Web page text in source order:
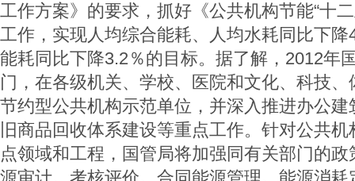
工作方案》的要求，抓好《公共机构节能“十
工作，实现人均综合能耗、人均水耗同比下
能耗同比下降3.2％的目标。据了解，2012年
门，在各级机关、学校、医院和文化、科技
节约型公共机构示范单位，并深入推进办公
旧商品回收体系建设等重点工作。针对公共
点领域和工程，国管局将加强同有关部门的